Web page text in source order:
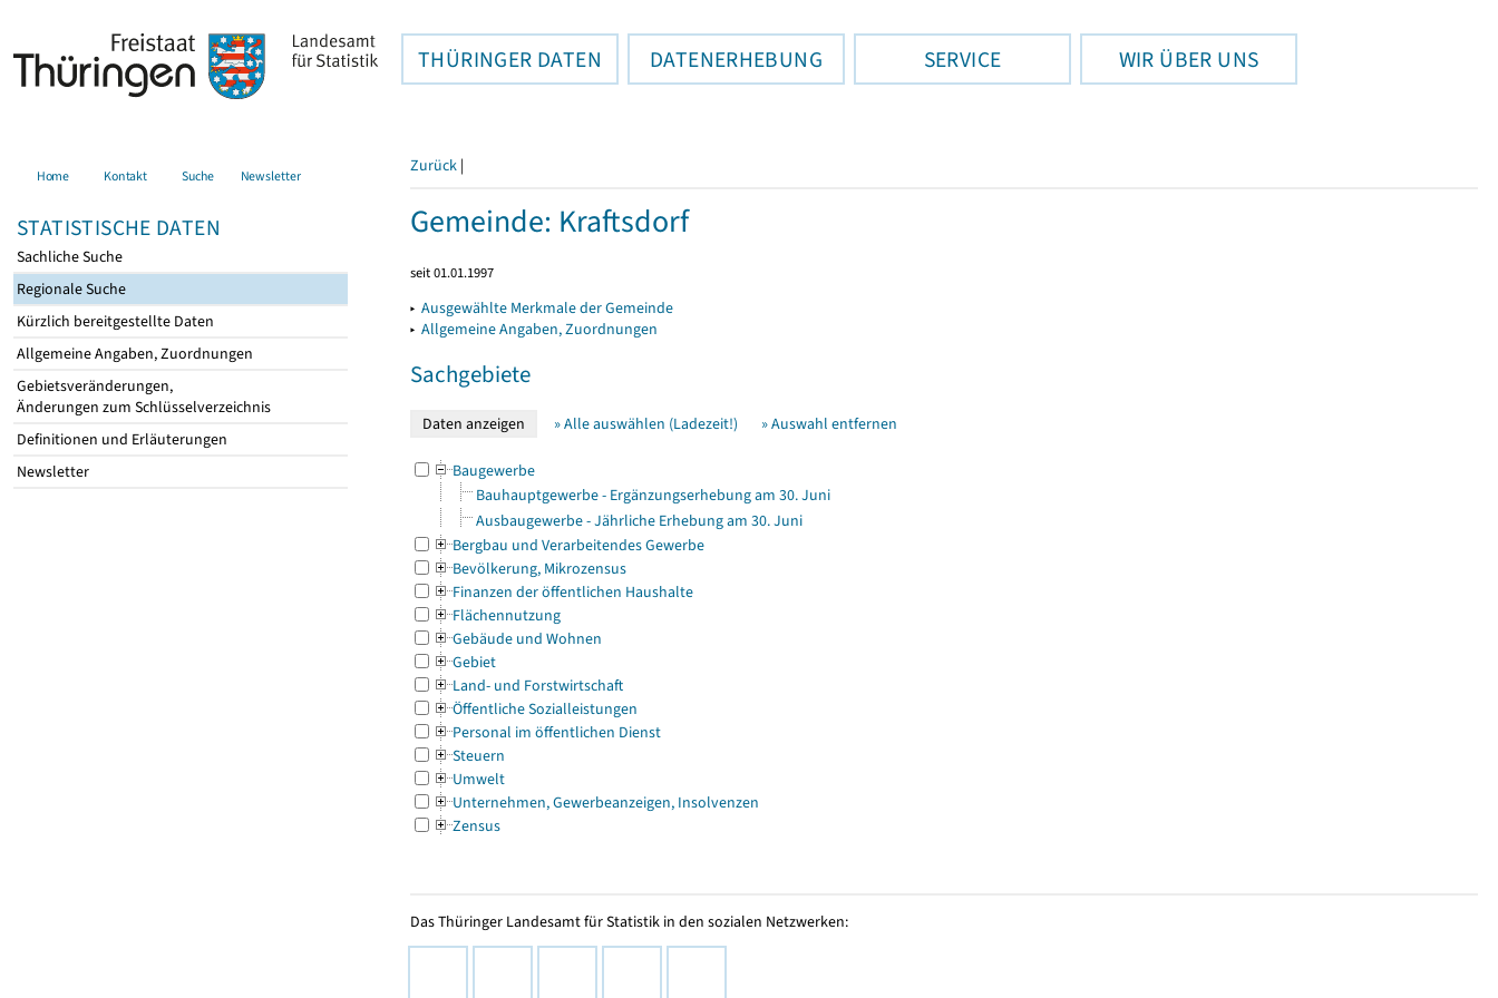
THÜRINGER DATEN DATENERHEBUNG SERVICE WIR ÜBER UNS
Home Kontakt Suche Newsletter
STATISTISCHE DATEN
Sachliche Suche
Regionale Suche
Kürzlich bereitgestellte Daten
Allgemeine Angaben, Zuordnungen
Gebietsveränderungen,
Änderungen zum Schlüsselverzeichnis
Definitionen und Erläuterungen
Newsletter
Zurück |
Gemeinde: Kraftsdorf
seit 01.01.1997
▸ Ausgewählte Merkmale der Gemeinde
▸ Allgemeine Angaben, Zuordnungen
Sachgebiete
» Alle auswählen (Ladezeit!) » Auswahl entfernen
Baugewerbe
Bauhauptgewerbe - Ergänzungserhebung am 30. Juni
Ausbaugewerbe - Jährliche Erhebung am 30. Juni
Bergbau und Verarbeitendes Gewerbe
Bevölkerung, Mikrozensus
Finanzen der öffentlichen Haushalte
Flächennutzung
Gebäude und Wohnen
Gebiet
Land- und Forstwirtschaft
Öffentliche Sozialleistungen
Personal im öffentlichen Dienst
Steuern
Umwelt
Unternehmen, Gewerbeanzeigen, Insolvenzen
Zensus
Das Thüringer Landesamt für Statistik in den sozialen Netzwerken: